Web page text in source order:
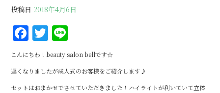
投稿日 2018年4月6日
F
a
c
e
T
w
it
te
n
e
こんにちわ！beauty salon bellです☆
遅くなりましたが成人式のお客様をご紹介します♪
セットはおまかせでさせていただきました！ハイライトが利いていて立体